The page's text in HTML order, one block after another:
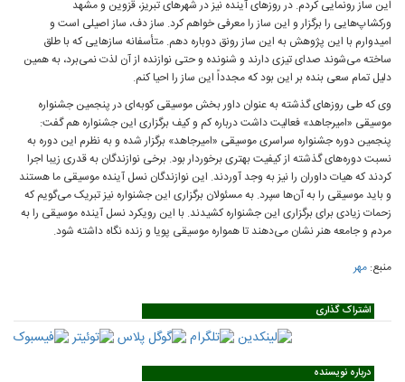
این ساز رونمایی کردم. در روزهای آینده نیز در شهرهای تبریز، قزوین و مشهد
ورکشاپ‌هایی را برگزار و این ساز را معرفی خواهم کرد. ساز دف، ساز اصیلی است و
امیدوارم با این پژوهش به این ساز رونق دوباره دهم. متأسفانه سازهایی که با طلق
ساخته می‌شوند صدای تیزی دارند و شنونده و حتی نوازنده از آن لذت نمی‌برد، به همین
دلیل تمام سعی بنده بر این بود که مجدداً این ساز را احیا کنم.
وی که طی روزهای گذشته به عنوان داور بخش موسیقی کوبه‌ای در پنجمین جشنواره
موسیقی «امیرجاهد» فعالیت داشت درباره کم و کیف برگزاری این جشنواره هم گفت:
پنجمین دوره جشنواره سراسری موسیقی «امیرجاهد» برگزار شده و به نظرم این دوره به
نسبت دوره‌های گذشته از کیفیت بهتری برخوردار بود. برخی نوازندگان به قدری زیبا اجرا
کردند که هیات داوران را نیز به وجد آوردند. این نوازندگان نسل آینده موسیقی ما هستند
و باید موسیقی را به آن‌ها سپرد. به مسئولان برگزاری این جشنواره نیز تبریک می‌گویم که
زحمات زیادی برای برگزاری این جشنواره کشیدند. با این رویکرد نسل آینده موسیقی را به
مردم و جامعه هنر نشان می‌دهند تا همواره موسیقی پویا و زنده نگاه داشته شود.
منبع: مهر
اشتراک گذاری
درباره نویسنده